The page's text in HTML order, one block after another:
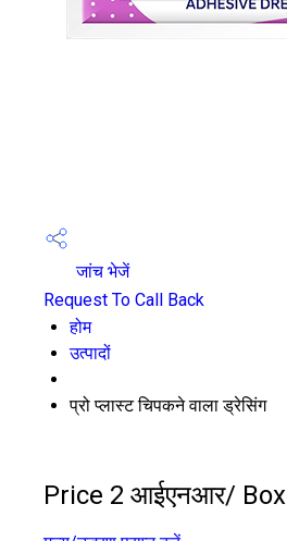
जांच भेजें
Request To Call Back
होम
उत्पादों
प्रो प्लास्ट चिपकने वाला ड्रेसिंग
Price 2 आईएनआर/ Box